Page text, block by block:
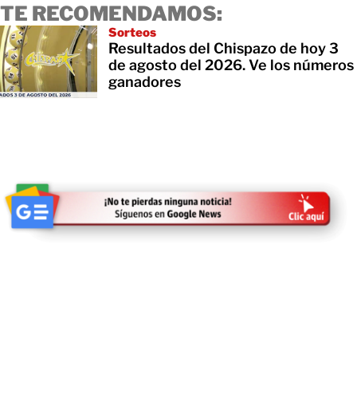
TE RECOMENDAMOS:
Sorteos
Resultados del Chispazo de hoy 3
de agosto del 2026. Ve los números
ganadores